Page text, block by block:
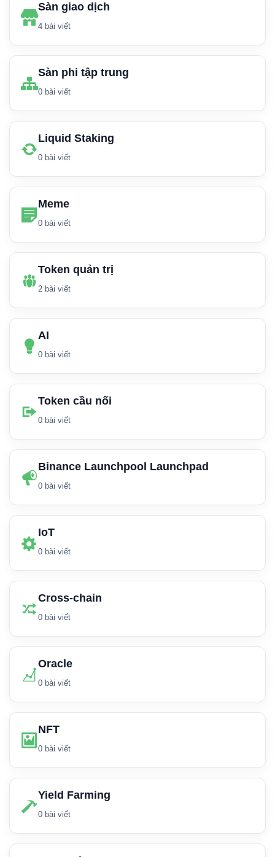
Sàn giao dịch
4 bài viết
Sàn phi tập trung
0 bài viết
Liquid Staking
0 bài viết
Meme
0 bài viết
Token quản trị
2 bài viết
AI
0 bài viết
Token cầu nối
0 bài viết
Binance Launchpool Launchpad
0 bài viết
IoT
0 bài viết
Cross-chain
0 bài viết
Oracle
0 bài viết
NFT
0 bài viết
Yield Farming
0 bài viết